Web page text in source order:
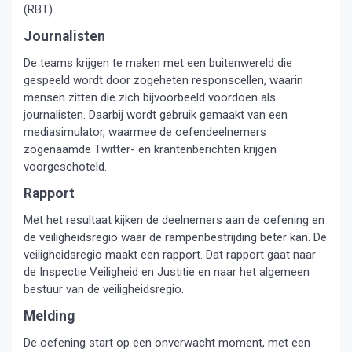
(RBT).
Journalisten
De teams krijgen te maken met een buitenwereld die
gespeeld wordt door zogeheten responscellen, waarin
mensen zitten die zich bijvoorbeeld voordoen als
journalisten. Daarbij wordt gebruik gemaakt van een
mediasimulator, waarmee de oefendeelnemers
zogenaamde Twitter- en krantenberichten krijgen
voorgeschoteld.
Rapport
Met het resultaat kijken de deelnemers aan de oefening en
de veiligheidsregio waar de rampenbestrijding beter kan. De
veiligheidsregio maakt een rapport. Dat rapport gaat naar
de Inspectie Veiligheid en Justitie en naar het algemeen
bestuur van de veiligheidsregio.
Melding
De oefening start op een onverwacht moment, met een